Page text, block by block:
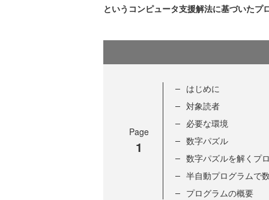
というコンピュータ支援解法に基づいたプ
Page
1
はじめに
対象読者
必要な環境
数字パズル
数字パズルを解くプ
半自動プログラムで
プログラムの概要